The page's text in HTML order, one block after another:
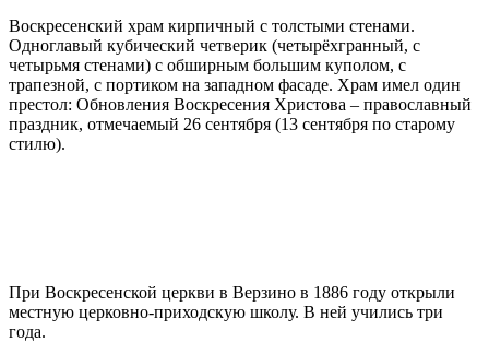
Воскресенский храм кирпичный с толстыми стенами.
Одноглавый кубический четверик (четырёхгранный, с
четырьмя стенами) с обширным большим куполом, с
трапезной, с портиком на западном фасаде. Храм имел один
престол: Обновления Воскресения Христова – православный
праздник, отмечаемый 26 сентября (13 сентября по старому
стилю).
При Воскресенской церкви в Верзино в 1886 году открыли
местную церковно-приходскую школу. В ней учились три
года.